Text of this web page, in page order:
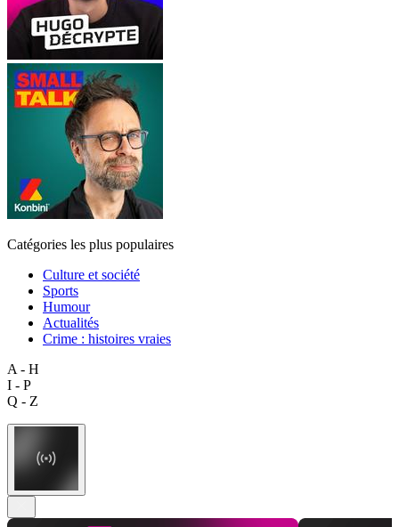
Catégories les plus populaires
Culture et société
Sports
Humour
Actualités
Crime : histoires vraies
A - H
I - P
Q - Z